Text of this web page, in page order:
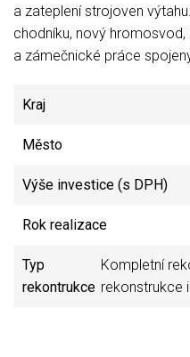
a zateplení strojoven
chodníku, nový hromosvod,
a zámečnické práce
Kraj
Město
Výše investice (s DPH)
Rok realizace
Typ
rekontrukce
Kompletní
rekonstrukce